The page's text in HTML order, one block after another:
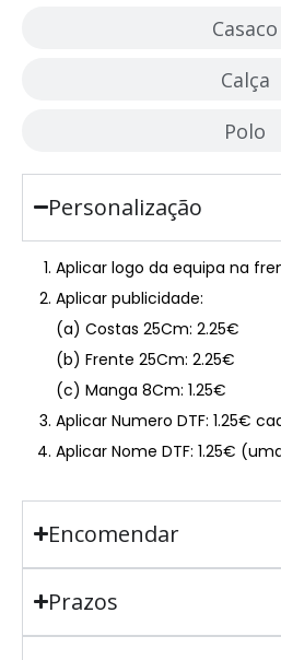
Casaco
Calça
Polo
Personalização
Aplicar logo da equipa na
Aplicar publicidade:
(a) Costas 25Cm: 2.25€
(b) Frente 25Cm: 2.25€
(c) Manga 8Cm: 1.25€
Aplicar Numero DTF: 1.25€
Aplicar Nome DTF: 1.25€
Encomendar
Prazos